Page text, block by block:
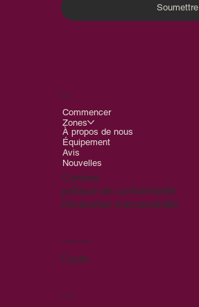
Soumettre
Menu
Commencer
Zones
À propos de nous
Équipement
Avis
Nouvelles
Déclaration d'accessibilité
politique de confidentialité
Cookies
Quartier général
Ceuta
Contact